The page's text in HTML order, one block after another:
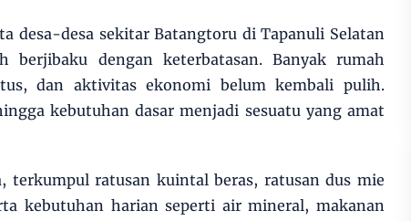
desa-desa sekitar Batangtoru di Tapanuli Selatan
berjibaku dengan keterbatasan. Banyak rumah
dan aktivitas ekonomi belum kembali pulih.
kebutuhan dasar menjadi sesuatu yang amat
terkumpul ratusan kuintal beras, ratusan dus mie
kebutuhan harian seperti air mineral, makanan